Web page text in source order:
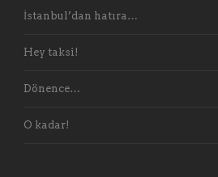
İstanbul’dan hatıra…
Hey taksi!
Dönence…
O kadar!